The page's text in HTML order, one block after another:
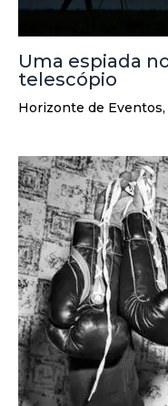
Uma espiada
telescópio
Horizonte de Eventos,